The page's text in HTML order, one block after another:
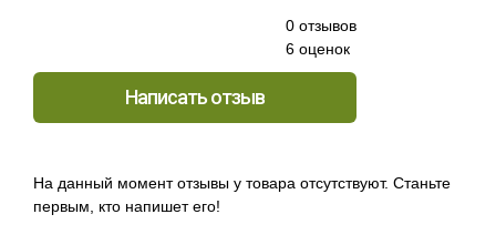
0 отзывов
6 оценок
Написать отзыв
На данный момент отзывы у товара отсутствуют. Станьте
первым, кто напишет его!